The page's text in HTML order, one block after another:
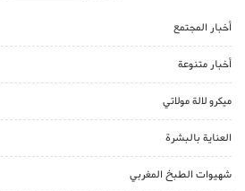
أخبار المجتمع
أخبار متنوعة
ميكرو لالة مولاتي
العناية بالبشرة
شهيوات الطبخ المغربي